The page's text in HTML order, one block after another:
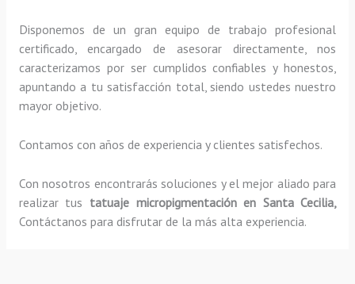
Disponemos de un gran equipo de trabajo profesional
certificado, encargado de asesorar directamente, nos
caracterizamos por ser cumplidos confiables y honestos,
apuntando a tu satisfacción total, siendo ustedes nuestro
mayor objetivo.
Contamos con años de experiencia y clientes satisfechos.
Con nosotros encontrarás soluciones y el mejor aliado para
realizar tus tatuaje micropigmentaciónen Santa Cecilia,
Contáctanos para disfrutar de la más alta experiencia.